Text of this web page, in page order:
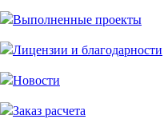
Выполненные проекты
Лицензии и благодарности
Новости
Заказ расчета